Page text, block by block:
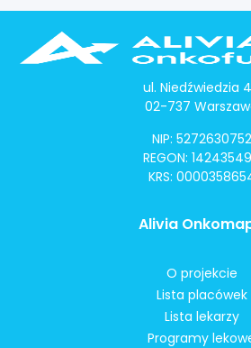
ul. Niedźwiedzia
02-737
NIP: 5272630752
REGON:
KRS:
Alivia
O projekcie
Lista placówek
Lista lekarzy
Programy